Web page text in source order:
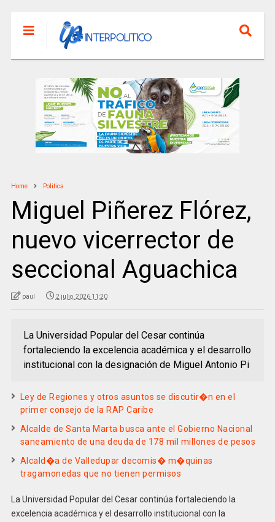
Home Politica
Miguel Piñerez Flórez,
nuevo vicerrector de
seccional Aguachica
paul 2 julio, 2026 11:20
La Universidad Popular del Cesar continúa
fortaleciendo la excelencia académica y el desarrollo
institucional con la designación de Miguel Antonio Pi
Ley de Regiones y otros asuntos se discutir�n en el
primer consejo de la RAP Caribe
Alcalde de Santa Marta busca ante el Gobierno Nacional
saneamiento de una deuda de 178 mil millones de pesos
Alcald�a de Valledupar decomis� m�quinas
tragamonedas que no tienen permisos
La Universidad Popular del Cesar continúa fortaleciendo la
excelencia académica y el desarrollo institucional con la